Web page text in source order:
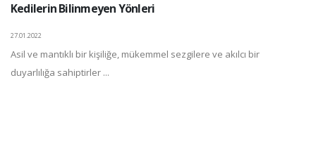
Kedilerin Bilinmeyen Yönleri
27.01.2022
Asil ve mantıklı bir kişiliğe, mükemmel sezgilere ve akılcı bir
duyarlılığa sahiptirler ...